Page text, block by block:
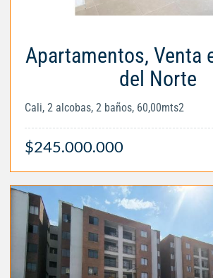
Apartamentos, Venta
del Norte
Cali, 2 alcobas, 2 baños, 60,00mts2
$245.000.000